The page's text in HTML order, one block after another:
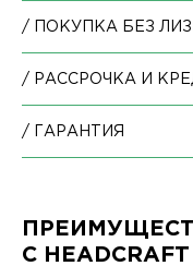
/ ПОКУПКА БЕЗ
/ РАССРОЧКА И
/ ГАРАНТИЯ
С HEADCRAFT